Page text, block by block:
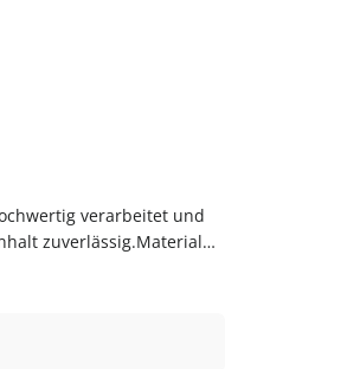
verarbeitet und
zuverlässig.Material
GlasVerschluss: